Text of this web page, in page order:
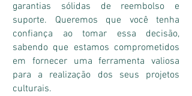
garantias sólidas de reembolso e
suporte. Queremos que você tenha
confiança ao tomar essa decisão,
sabendo que estamos comprometidos
em fornecer uma ferramenta valiosa
para a realização dos seus projetos
culturais.